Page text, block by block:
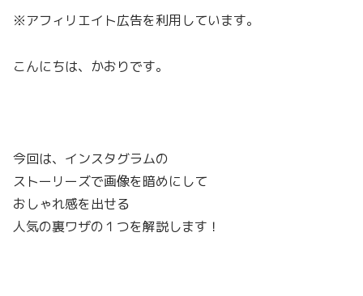
※アフィリエイト広告を利用しています。
こんにちは、かおりです。
今回は、インスタグラムの
ストーリーズで画像を暗めにして
おしゃれ感を出せる
人気の裏ワザの１つを解説します！